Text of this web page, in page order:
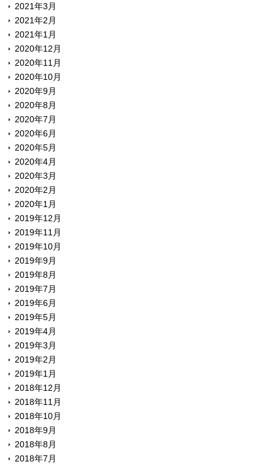
2021年3月
2021年2月
2021年1月
2020年12月
2020年11月
2020年10月
2020年9月
2020年8月
2020年7月
2020年6月
2020年5月
2020年4月
2020年3月
2020年2月
2020年1月
2019年12月
2019年11月
2019年10月
2019年9月
2019年8月
2019年7月
2019年6月
2019年5月
2019年4月
2019年3月
2019年2月
2019年1月
2018年12月
2018年11月
2018年10月
2018年9月
2018年8月
2018年7月